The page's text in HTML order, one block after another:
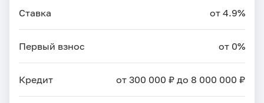
Ставка от 4.9%
Первый взнос от 0%
Кредит от 300 000 ₽ до 8 000 000 ₽